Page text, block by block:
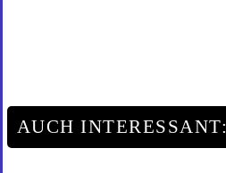
AUCH INTERESSANT: